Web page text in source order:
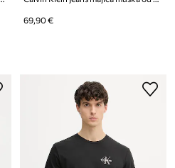
69,90 €